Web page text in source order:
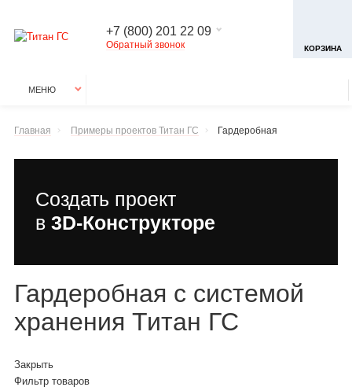
+7 (800) 201 22 09
Обратный звонок КОРЗИНА
МЕНЮ
Главная Примеры проектов Титан ГС Гардеробная
Создать проект
в 3D-Конструкторе
Гардеробная с системой
хранения Титан ГС
Закрыть
Фильтр товаров